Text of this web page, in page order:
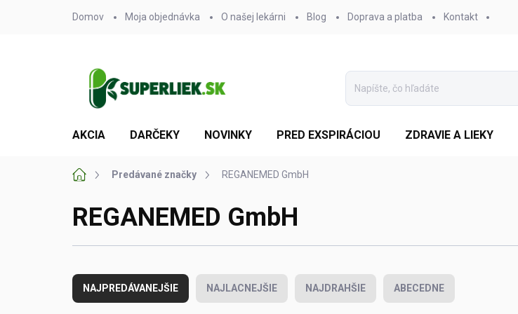
Domov Moja objednávka O našej lekárni Blog Doprava a platba Kontakt
AKCIA DARČEKY NOVINKY PRED EXSPIRÁCIOU ZDRAVIE A LIEKY
DomovPredávané značky REGANEMED GmbH
REGANEMED GmbH
a
d
NAJPREDÁVANEJŠIE NAJLACNEJŠIE NAJDRAHŠIE ABECEDNE